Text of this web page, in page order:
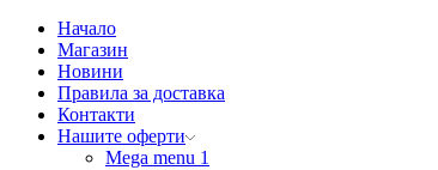
Начало
Магазин
Новини
Правила за доставка
Контакти
Нашите оферти
Mega menu 1